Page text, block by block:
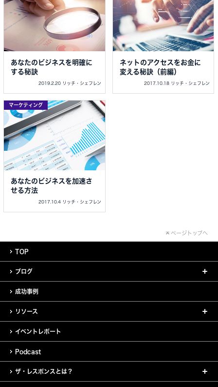
あなたのビジネスを明確に
する秘訣
2019.2.20 リッチ・シェフレン
ネットのアクセスをお金に
変える秘訣（前編）
2017.10.18 リッチ・シェフレン
マーケティング
あなたのビジネスを加速さ
せる方法
2017.10.4 リッチ・シェフレン
ページトップへ
TOP
ブログ
成功事例
リソース
イベントレポート
Podcast
ザ・レスポンスとは？